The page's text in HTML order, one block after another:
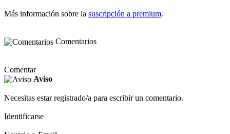
Más información sobre la suscripción a premium.
Comentarios
Comentar
Aviso
Necesitas estar registrado/a para escribir un comentario.
Identificarse